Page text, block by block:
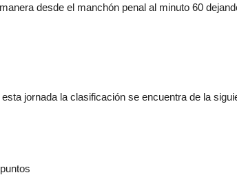
desde el manchón penal al minuto 60
jornada la clasificación se encuentra de la